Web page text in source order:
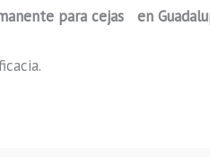
para cejas en